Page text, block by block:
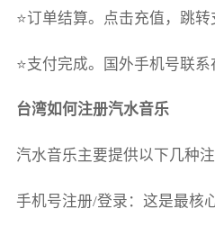
⭐订单结算。点击充值，跳
⭐支付完成。国外手机号联
台湾如何注册汽水音乐
汽水音乐主要提供以下几种注
手机号注册/登